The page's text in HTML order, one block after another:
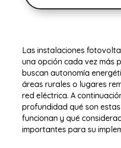
Las instalaciones
una opción cada vez más
buscan autonomía
áreas rurales o lugares
red eléctrica. A
profundidad qué son
funcionan y qué
importantes para su